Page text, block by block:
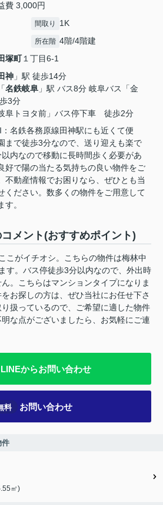
費 3,000円
間取り 1K
所在階 4階/4階建
塚町１丁目6-1
神 」駅 徒歩14分
「名鉄岐阜 」駅 バス8分 岐阜バス「金
3分
阜トヨタ前」バス停下車 徒歩2分
名鉄各務原線田神駅にも近くて便
まで徒歩3分なので、送り迎えも楽で
内なので移動に長時間歩く必要があ
好で陽の当たる気持ちの良い物件をご
不動産情報でお困りなら、ぜひとも当
ください。数多くの物件をご用意して
。
メント(おすすめポイント)
こがイチオシ。こちらの物件は梅林中
す。バス停徒歩3分以内なので、外出時
。こちらはマンションタイプになりま
お探しの方は、ぜひ当社にお任せ下さ
扱っているので、ご希望に適した物件
な点がございましたら、お気軽にご連
LINEからお問い合わせ
料 お問い合わせ
件
㎡)